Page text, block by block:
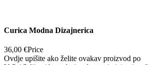
Curica Modna Dizajnerica
36,00 €Price
Ovdje upišite ako želite ovakav proizvod po